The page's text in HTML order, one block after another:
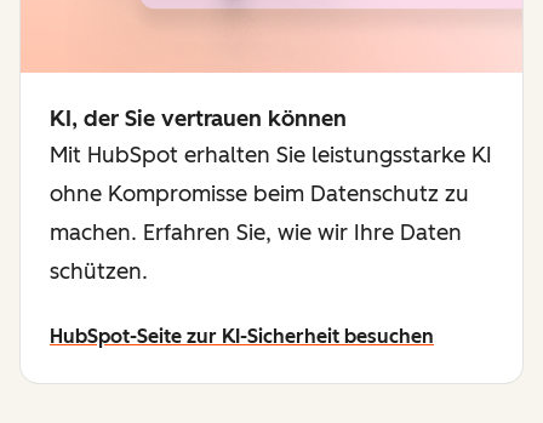
KI, der Sie vertrauen können
Mit HubSpot erhalten Sie leistungsstarke KI
ohne Kompromisse beim Datenschutz zu
machen. Erfahren Sie, wie wir Ihre Daten
schützen.
HubSpot-Seite zur KI-Sicherheit besuchen